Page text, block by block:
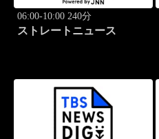
06:00-10:00 240分
ストレートニュース